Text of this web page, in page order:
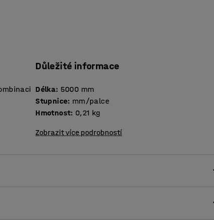
Důležité informace
Délka: 5000 mm
Stupnice: mm/palce
Hmotnost: 0,21 kg
Zobrazit více podrobností
Rozsah měření: 5 m.